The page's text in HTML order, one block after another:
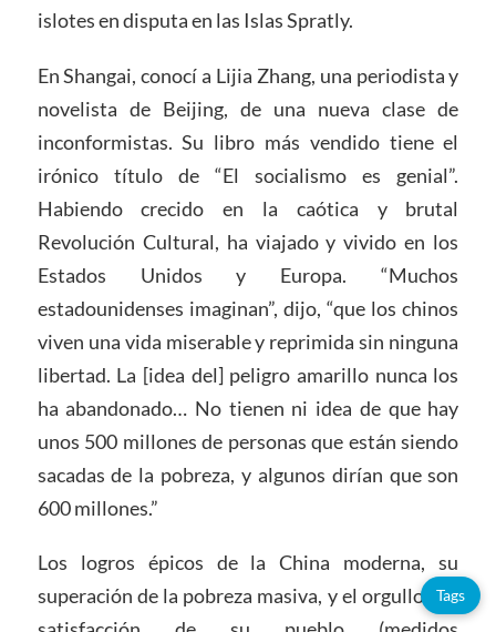
islotes en disputa en las Islas Spratly.
En Shangai, conocí a Lijia Zhang, una periodista y
novelista de Beijing, de una nueva clase de
inconformistas. Su libro más vendido tiene el
irónico título de “El socialismo es genial”.
Habiendo crecido en la caótica y brutal
Revolución Cultural, ha viajado y vivido en los
Estados Unidos y Europa. “Muchos
estadounidenses imaginan”, dijo, “que los chinos
viven una vida miserable y reprimida sin ninguna
libertad. La [idea del] peligro amarillo nunca los
ha abandonado… No tienen ni idea de que hay
unos 500 millones de personas que están siendo
sacadas de la pobreza, y algunos dirían que son
600 millones.”
Los logros épicos de la China moderna, su
superación de la pobreza masiva, y el orgullo y la
Tags